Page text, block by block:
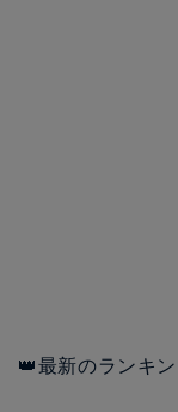
👑最新のランキ